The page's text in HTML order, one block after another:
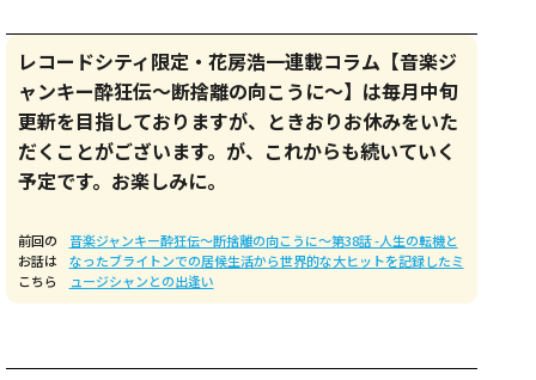
レコードシティ限定・花房浩一連載コラム【音楽ジ
ャンキー酔狂伝〜断捨離の向こうに〜】は毎月中旬
更新を目指しておりますが、ときおりお休みをいた
だくことがございます。が、これからも続いていく
予定です。お楽しみに。
前回の
お話は
こちら
音楽ジャンキー酔狂伝〜断捨離の向こうに〜第38話 -人生の転機と
なったブライトンでの居候生活から世界的な大ヒットを記録したミ
ュージシャンとの出逢い